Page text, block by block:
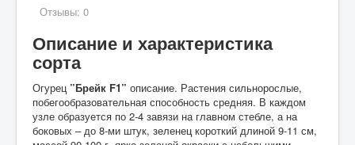
Отзывы: 0
Описание и характеристика
сорта
Огурец ”Брейк F1” описание. Растения сильнорослые,
побегообразовательная способность средняя. В каждом
узле образуется по 2-4 завязи на главном стебле, а на
боковых – до 8-ми штук, зеленец короткий длиной 9-11 см,